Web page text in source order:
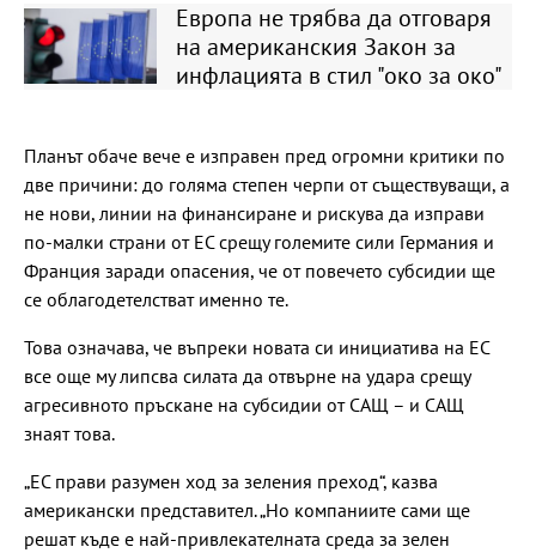
Европа не трябва да отговаря
на американския Закон за
инфлацията в стил "око за око"
Планът обаче вече е изправен пред огромни критики по
две причини: до голяма степен черпи от съществуващи, а
не нови, линии на финансиране и рискува да изправи
по-малки страни от ЕС срещу големите сили Германия и
Франция заради опасения, че от повечето субсидии ще
се облагодетелстват именно те.
Това означава, че въпреки новата си инициатива на ЕС
все още му липсва силата да отвърне на удара срещу
агресивното пръскане на субсидии от САЩ – и САЩ
знаят това.
„ЕС прави разумен ход за зеления преход“, казва
американски представител. „Но компаниите сами ще
решат къде е най-привлекателната среда за зелен